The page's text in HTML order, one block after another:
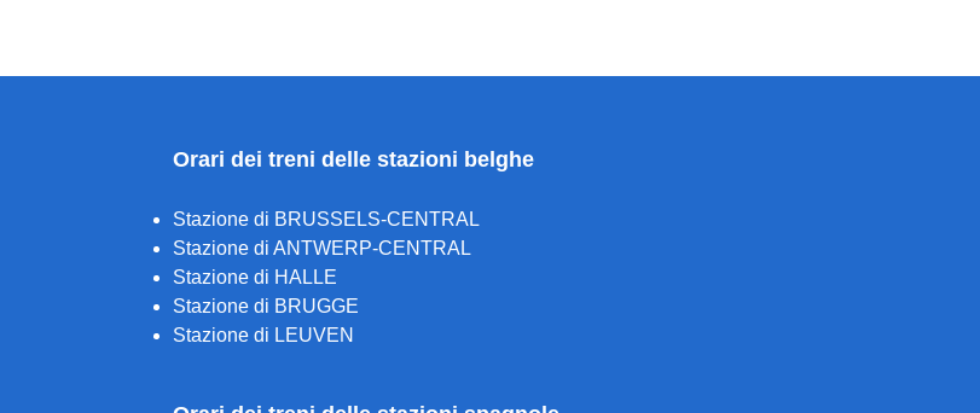
Orari dei treni delle stazioni belghe
Stazione di BRUSSELS-CENTRAL
Stazione di ANTWERP-CENTRAL
Stazione di HALLE
Stazione di BRUGGE
Stazione di LEUVEN